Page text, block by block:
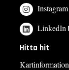
Instagram
LinkedIn
Hitta hit
Kartinformation